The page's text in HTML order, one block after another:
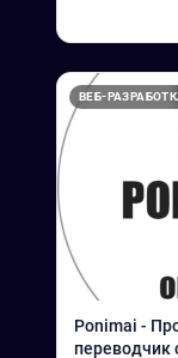
ВЕБ-
Ponimai -
переводчик